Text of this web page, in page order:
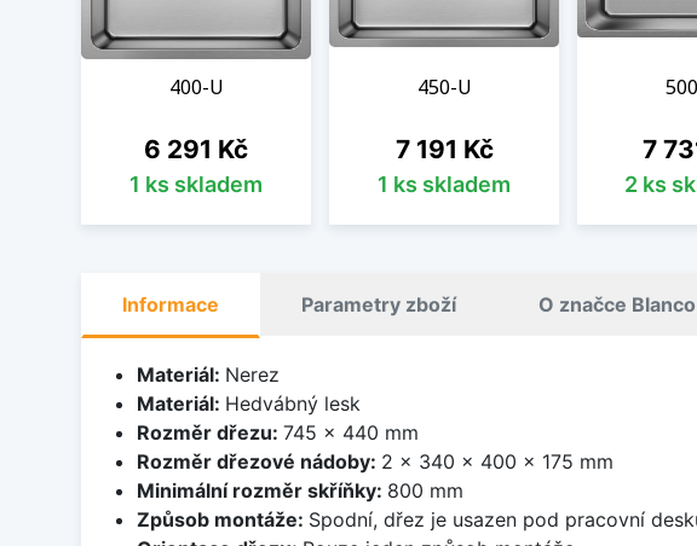
400-U
Cena
6 291 Kč
1 ks skladem
450-U
Cena
7 191 Kč
1 ks skladem
Cena
7
2 ks
Informace Parametry zboží O značce Blanco
Materiál: Nerez
Materiál: Hedvábný lesk
Rozměr dřezu: 745 x 440 mm
Rozměr dřezové nádoby: 2 x 340 x 400 x 175 mm
Minimální rozměr skříňky: 800 mm
Způsob montáže: Spodní, dřez je usazen pod pracovní